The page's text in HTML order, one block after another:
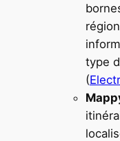
type
(